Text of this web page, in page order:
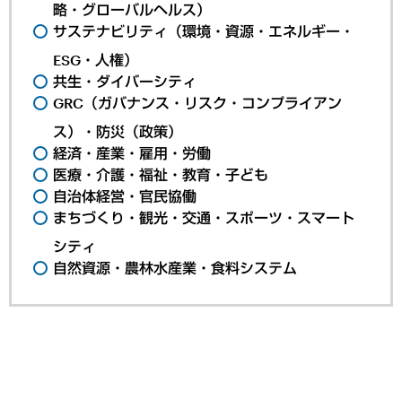
略・グローバルヘルス）
サステナビリティ（環境・資源・エネルギー・
ESG・人権）
共生・ダイバーシティ
GRC（ガバナンス・リスク・コンプライアン
ス）・防災（政策）
経済・産業・雇用・労働
医療・介護・福祉・教育・子ども
自治体経営・官民協働
まちづくり・観光・交通・スポーツ・スマート
シティ
自然資源・農林水産業・食料システム